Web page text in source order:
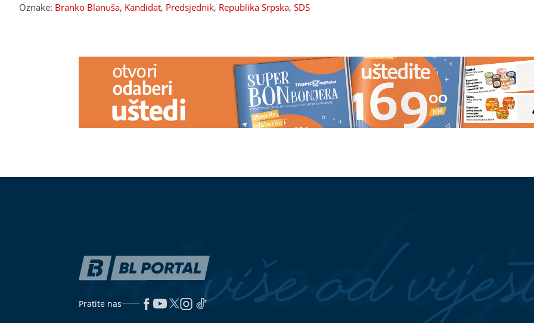
Oznake: Branko Blanuša, Kandidat, Predsjednik, Republika Srpska, SDS
avgusta
SIMPTOME menopauze
Banjaluka, podzemlje
Zašto ljudi sve češće umotavaju
novac u foliju?
"Nastala je jeziva tišina"
poznanici ubijene doktorke Milke
(82), sin joj presudio dok mu je